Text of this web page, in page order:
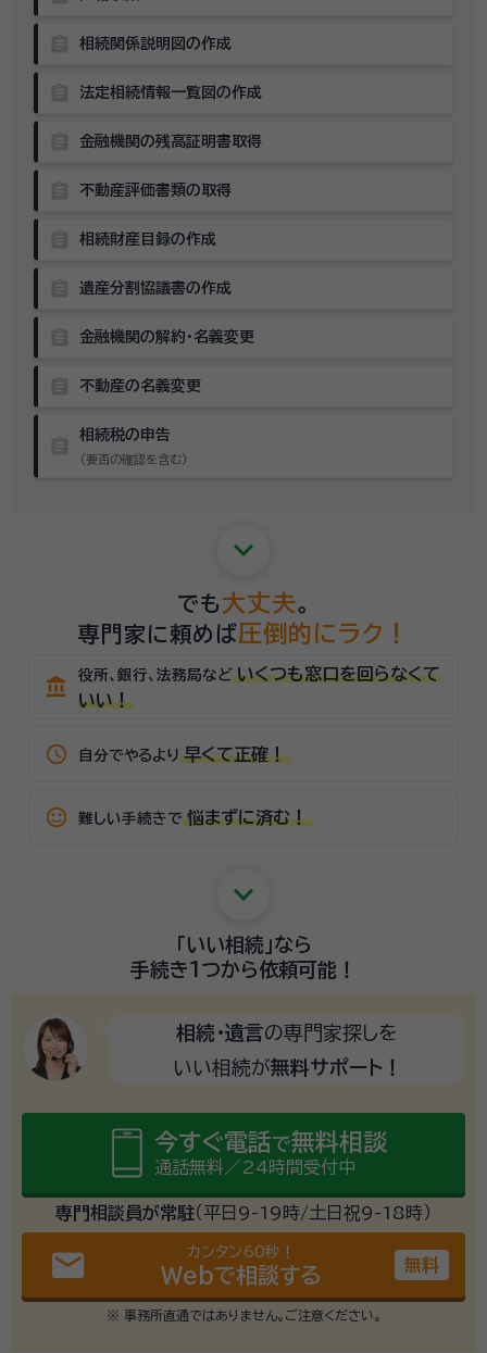
相続関係説明図の作成
法定相続情報一覧図の作成
金融機関の残高証明書取得
不動産評価書類の取得
相続財産目録の作成
遺産分割協議書の作成
金融機関の解約・名義変更
不動産の名義変更
相続税の申告
（要否の確認を含む）
keyboard_arrow_down
でも 大丈夫。
専門家に頼めば圧倒的にラク！
account_balance 役所、銀行、法務局など いくつも窓口を回らなくて
いい！
schedule 自分でやるより 早くて正確！
sentiment_satisfied_alt 難しい手続きで 悩まずに済む！
keyboard_arrow_down
「いい相続」なら
手続き1つから依頼可能！
相続・遺言の専門家探しを
いい相続が無料サポート！
今すぐ電話で無料相談
通話無料／24時間受付中
専門相談員が常駐（平日9-19時/土日祝9-18時）
email カンタン60秒！
Webで相談する 無料
※ 事務所直通ではありません。ご注意ください。